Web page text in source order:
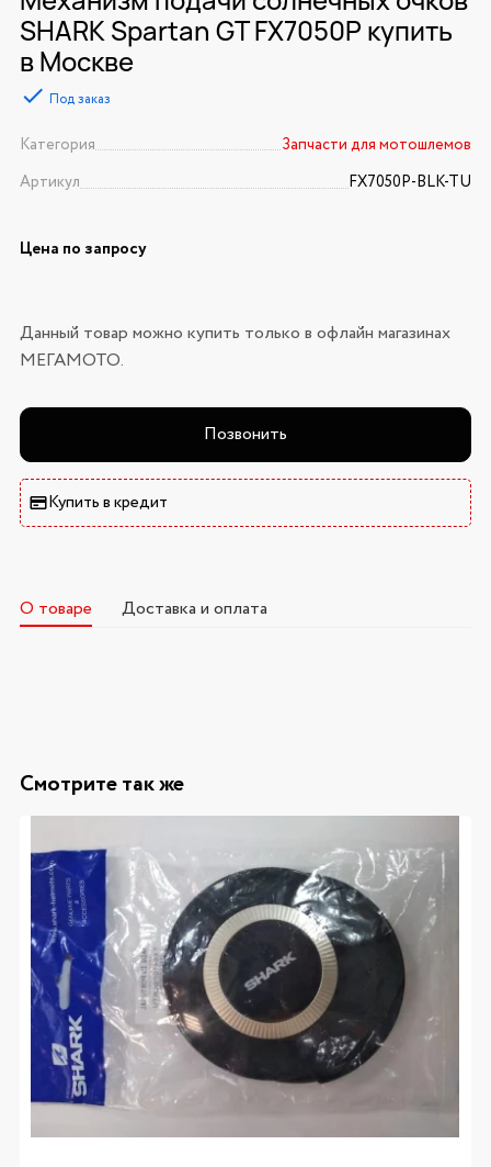
SHARK Spartan GT FX7050P купить
в Москве
Под заказ
Категория
Запчасти для мотошлемов
Артикул
FX7050P-BLK-TU
Цена по запросу
Данный товар можно купить только в офлайн магазинах
МЕГАМОТО.
Позвонить
Купить в кредит
О товаре Доставка и оплата
Смотрите так же